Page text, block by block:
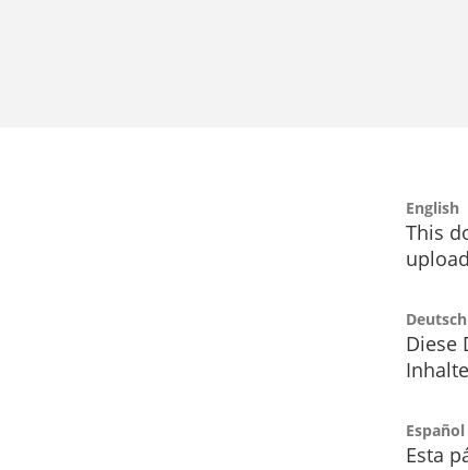
English
This
Deutsch
Diese
Español
Esta